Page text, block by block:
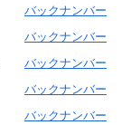
バックナンバー
バックナンバー
バックナンバー
バックナンバー
バックナンバー